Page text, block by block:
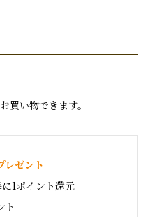
買い物できます。
レゼント
1ポイント還元
ト